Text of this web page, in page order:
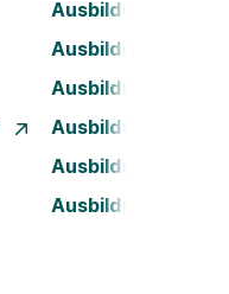
Ausbildung
Ausbildung Bonn
Ausbildung
Ausbildung
Ausbildung
Ausbildung